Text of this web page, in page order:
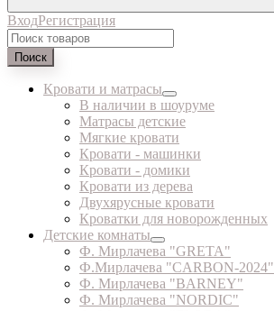
ВходРегистрация
Поиск
Кровати и матрасы
В наличии в шоуруме
Матрасы детские
Мягкие кровати
Кровати - машинки
Кровати - домики
Кровати из дерева
Двухярусные кровати
Кроватки для новорожденных
Детские комнаты
Ф. Мирлачева "GRETA"
Ф.Мирлачева "CARBON-2024"
Ф. Мирлачева "BARNEY"
Ф. Мирлачева "NORDIC"